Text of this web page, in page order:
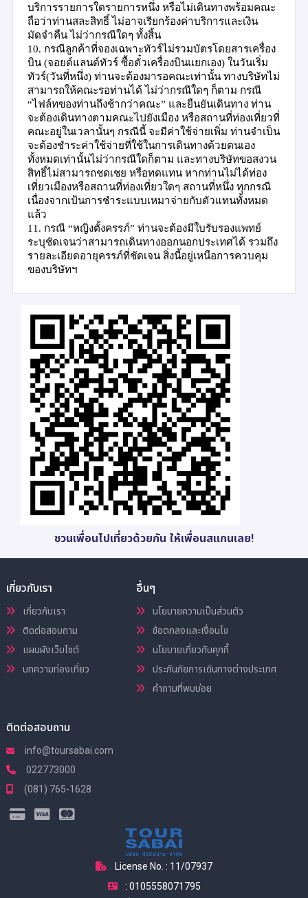
บริการรายการใดรายการหนึ่ง หรือไม่เดินทางพร้อมคณะ
ถือว่าท่านสละสิทธิ์ ไม่อาจเรียกร้องค่าบริการและเงิน
มัดจำคืน ไม่ว่ากรณีใดๆ ทั้งสิ้น
10. กรณีลูกค้าที่จองเฉพาะทัวร์ไม่รวมบัตรโดยสารเครื่อง
บิน (จอยด์แลนด์ทัวร์ ซื้อตั๋วเครื่องบินแยกเอง) ในวันเริ่ม
ทัวร์(วันที่หนึ่ง) ท่านจะต้องมารอคณะเท่านั้น ทางบริษัทไม่
สามารถให้คณะรอท่านได้ ไม่ว่ากรณีใดๆ ก็ตาม กรณี
“ไฟล์ทของท่านถึงช้ากว่าคณะ” และยืนยันเดินทาง ท่าน
จะต้องเดินทางตามคณะไปยังเมือง หรือสถานที่ท่องเที่ยวที่
คณะอยู่ในเวลานั้นๆ กรณีนี้ จะมีค่าใช้จ่ายเพิ่ม ท่านจำเป็น
จะต้องชำระค่าใช้จ่ายที่ใช้ในการเดินทางด้วยตนเอง
ทั้งหมดเท่านั้นไม่ว่ากรณีใดก็ตาม และทางบริษัทขอสงวน
สิทธิ์ไม่สามารถชดเชย หรือทดแทน หากท่านไม่ได้ท่อง
เที่ยวเมืองหรือสถานที่ท่องเที่ยวใดๆ สถานที่หนึ่ง ทุกกรณี
เนื่องจากเป้นการชำระแบบเหมาจ่ายกับตัวแทนทั้งหมด
แล้ว
11. กรณี “หญิงตั้งครรภ์” ท่านจะต้องมีใบรับรองแพทย์
ระบุชัดเจนว่าสามารถเดินทางออกนอกประเทศได้ รวมถึง
รายละเอียดอายุครรภ์ที่ชัดเจน สิ่งนี้อยู่เหนือการควบคุม
ของบริษัทฯ
ชวนเพื่อนไปเที่ยวด้วยกัน ให้เพื่อนสแกนเลย!
เกี่ยวกับเรา
เกี่ยวกับเรา
ติดต่อสอบถาม
แผนผังเว็บไซต์
บทความท่องเที่ยว
อื่นๆ
นโยบายความเป็นส่วนตัว
ข้อตกลงและเงื่อนไข
นโยบายเกี่ยวกับคุกกี้
ประกันภัยการเดินทางต่างประเทศ
คำถามที่พบบ่อย
ติดต่อสอบถาม
info@toursabai.com
022773000
(081) 765-1628
License No. : 11/07937
: 0105558071795